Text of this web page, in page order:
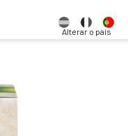
Alterar o país